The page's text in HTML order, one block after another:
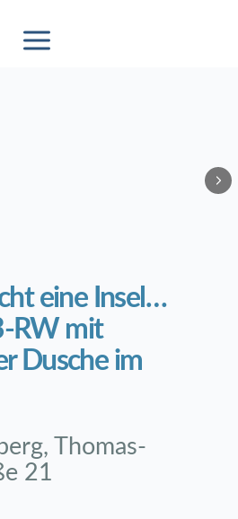
eine Insel…
RW mit
Dusche im
Thomas-
21